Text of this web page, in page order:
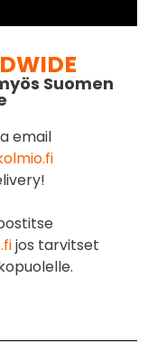
Suomen
email
jos tarvitset